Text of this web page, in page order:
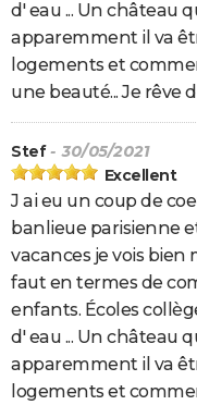
d' eau ... Un château
apparemment il va
logements et
une beauté... Je rêve
Stef- 30/05/2021
Excellent
J ai eu un coup de
banlieue parisienne
vacances je vois bien
faut en termes de
enfants. Écoles
d' eau ... Un château
apparemment il va
logements et